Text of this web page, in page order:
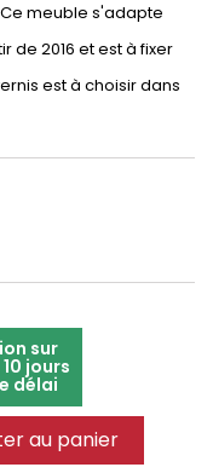
meuble s'adapte
de 2016 et est à fixer
est à choisir dans
sur
jours
délai
au panier